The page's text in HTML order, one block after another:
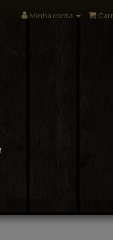
Minha conta